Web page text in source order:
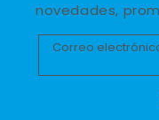
novedades,
Correo